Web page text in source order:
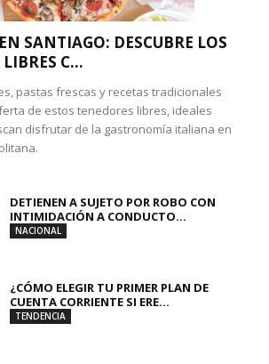
SANTIAGO: DESCUBRE LOS
C...
pastas frescas y recetas tradicionales
de estos tenedores libres, ideales
disfrutar de la gastronomía italiana en
DETIENEN A SUJETO POR ROBO CON
INTIMIDACIÓN A CONDUCTO...
NACIONAL
¿CÓMO ELEGIR TU PRIMER PLAN DE
CUENTA CORRIENTE SI ERE...
TENDENCIA